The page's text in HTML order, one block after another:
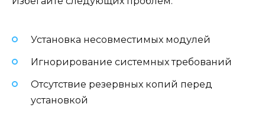
Установка несовместимых модулей
Игнорирование системных требований
Отсутствие резервных копий перед
установкой